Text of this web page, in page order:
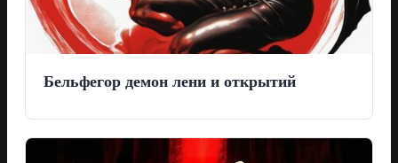
Бельфегор демон лени и открытий